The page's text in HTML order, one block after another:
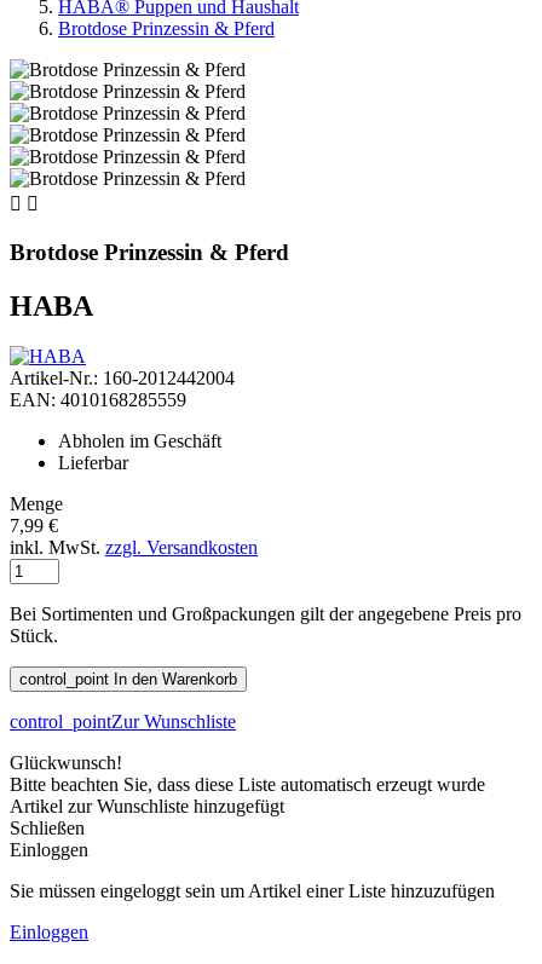
HABA® Puppen und Haushalt
Brotdose Prinzessin & Pferd
 
Brotdose Prinzessin & Pferd
HABA
Artikel-Nr.: 160-2012442004
EAN: 4010168285559
Abholen im Geschäft
Lieferbar
Menge
7,99 €
inkl. MwSt. zzgl. Versandkosten
Bei Sortimenten und Großpackungen gilt der angegebene Preis pro
Stück.
control_point In den Warenkorb
control_pointZur Wunschliste
Glückwunsch!
Bitte beachten Sie, dass diese Liste automatisch erzeugt wurde
Artikel zur Wunschliste hinzugefügt
Schließen
Einloggen
Sie müssen eingeloggt sein um Artikel einer Liste hinzuzufügen
Einloggen